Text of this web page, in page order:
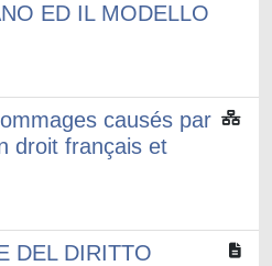
ED IL MODELLO
causés par
droit français et
DEL DIRITTO